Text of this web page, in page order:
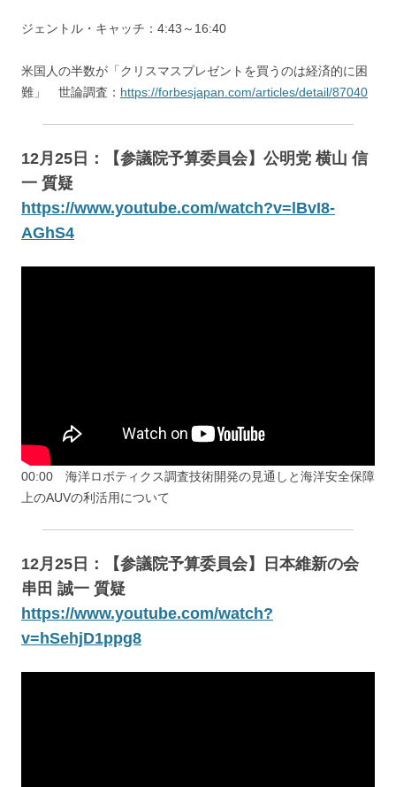
ジェントル・キャッチ：4:43～16:40
米国人の半数が「クリスマスプレゼントを買うのは経済的に困
難」 世論調査： https://forbesjapan.com/articles/detail/87040
12月25日：【参議院予算委員会】公明党 横山 信
一 質疑
https://www.youtube.com/watch?v=lBvI8-
AGhS4
00:00 海洋ロボティクス調査技術開発の見通しと海洋安全保障
上のAUVの利活用について
12月25日：【参議院予算委員会】日本維新の会
串田 誠一 質疑
https://www.youtube.com/watch?
v=hSehjD1ppg8